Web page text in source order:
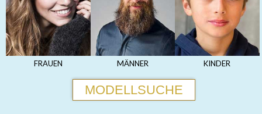
FRAUEN MÄNNER KINDER
MODELLSUCHE